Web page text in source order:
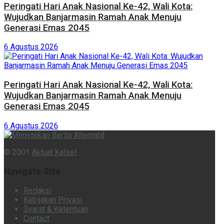
Peringati Hari Anak Nasional Ke-42, Wali Kota:
Wujudkan Banjarmasin Ramah Anak Menuju
Generasi Emas 2045
6 Agustus 2026
Peringati Hari Anak Nasional Ke-42, Wali Kota:
Wujudkan Banjarmasin Ramah Anak Menuju
Generasi Emas 2045
6 Agustus 2026
© 2001 Aktual Kalsel
Redaksi
Kebijakan Privasi
Syarat & Ketentuan
Contact